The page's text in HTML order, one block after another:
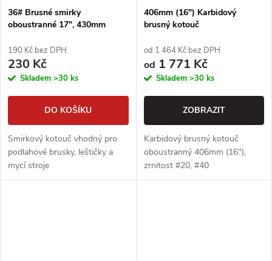
36# Brusné smirky
oboustranné 17", 430mm
190 Kč bez DPH
230 Kč
Skladem >30 ks
DO KOŠÍKU
Smirkový kotouč vhodný pro
podlahové brusky, leštičky a
mycí stroje
406mm (16") Karbidový
brusný kotouč
od 1 464 Kč bez DPH
od 1 771 Kč
Skladem >30 ks
ZOBRAZIT
Karbidový brusný kotouč
oboustranný 406mm (16"),
zrnitost #20, #40